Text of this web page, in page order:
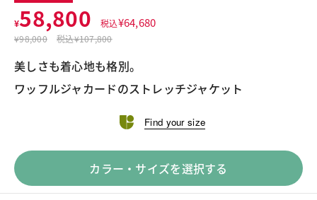
¥58,800 税込¥64,680
¥98,000 税込¥107,800
美しさも着心地も格別。
ワッフルジャカードのストレッチジャケット
Find your size
カラー・サイズを選択する
ストレッチジャカード・ノーカラージャケット
¥58,800
税込¥64,680
LINE X メール